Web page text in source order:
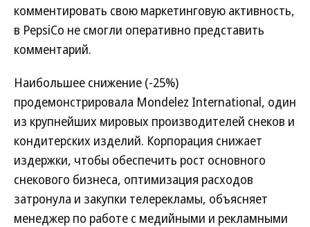
комментировать свою маркетинговую активность,
в PepsiCo не смогли оперативно представить
комментарий.
Наибольшее снижение (-25%)
продемонстрировала Mondelez International, один
из крупнейших мировых производителей снеков и
кондитерских изделий. Корпорация снижает
издержки, чтобы обеспечить рост основного
снекового бизнеса, оптимизация расходов
затронула и закупки телерекламы, объясняет
менеджер по работе с медийными и рекламными